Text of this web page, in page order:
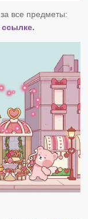
все предметы:
ссылке.